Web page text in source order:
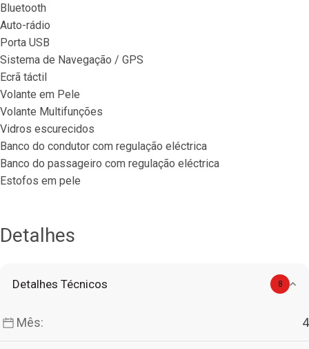
Bluetooth
Auto-rádio
Porta USB
Sistema de Navegação / GPS
Ecrã táctil
Volante em Pele
Volante Multifunções
Vidros escurecidos
Banco do condutor com regulação eléctrica
Banco do passageiro com regulação eléctrica
Estofos em pele
Detalhes
Detalhes Técnicos 8
Mês: 4